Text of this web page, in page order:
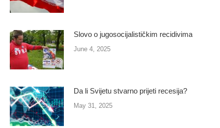
Slovo o jugosocijalističkim recidivima
June 4, 2025
Da li Svijetu stvarno prijeti recesija?
May 31, 2025